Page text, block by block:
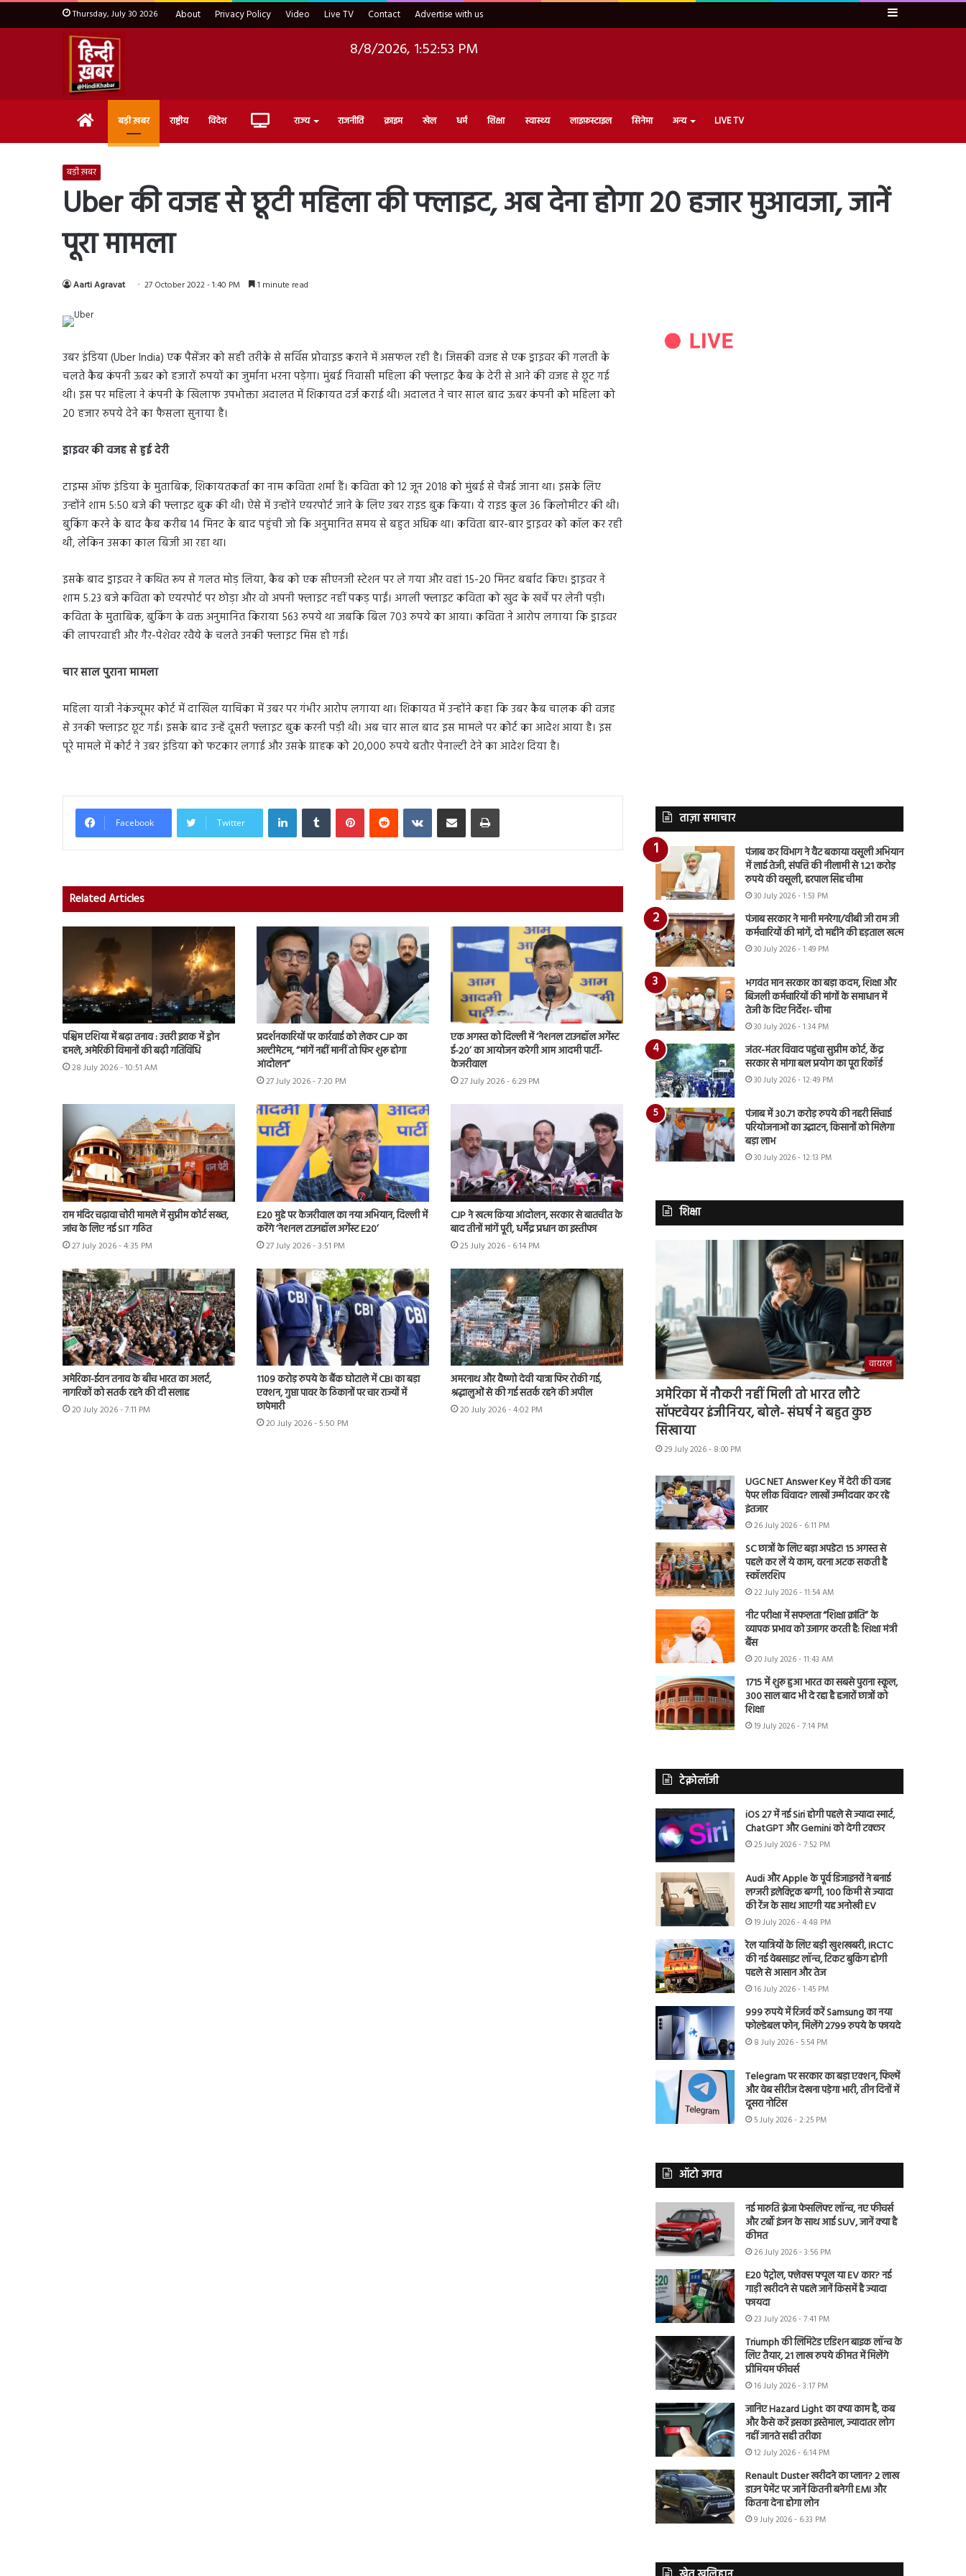
Thursday, July 30 2026 About Privacy Policy Video Live TV Contact Advertise with us Sidebar
8/8/2026, 1:52:54 PM
Home बड़ी ख़बर राष्ट्रीय विदेश Live राज्य राजनीति क्राइम खेल धर्म शिक्षा स्वास्थ्य लाइफ़स्टाइल सिनेमा अन्य LIVE TV
बड़ी ख़बर
Uber की वजह से छूटी महिला की फ्लाइट, अब देना होगा 20 हजार मुआवजा, जानें
पूरा मामला
Aarti Agravat 27 October 2022 - 1:40 PM 1 minute read
उबर इंडिया (Uber India) एक पैसेंजर को सही तरीके से सर्विस प्रोवाइड कराने में असफल रही है। जिसकी वजह से एक ड्राइवर की गलती के
चलते कैब कंपनी ऊबर को हजारों रुपयों का जुर्माना भरना पड़ेगा। मुंबई निवासी महिला की फ्लाइट कैब के देरी से आने की वजह से छूट गई
थी। इस पर महिला ने कंपनी के खिलाफ उपभोक्ता अदालत में शिकायत दर्ज कराई थी। अदालत ने चार साल बाद ऊबर कंपनी को महिला को
20 हजार रुपये देने का फैसला सुनाया है।
ड्राइवर की वजह से हुई देरी
टाइम्स ऑफ इंडिया के मुताबिक, शिकायतकर्ता का नाम कविता शर्मा हैं। कविता को 12 जून 2018 को मुंबई से चैन्नई जाना था। इसके लिए
उन्होंने शाम 5:50 बजे की फ्लाइट बुक की थी। ऐसे में उन्होंने एयरपोर्ट जाने के लिए उबर राइड बुक किया। ये राइड कुल 36 किलोमीटर की थी।
बुकिंग करने के बाद कैब करीब 14 मिनट के बाद पहुंची जो कि अनुमानित समय से बहुत अधिक था। कविता बार-बार ड्राइवर को कॉल कर रही
थी, लेकिन उसका काल बिजी आ रहा था।
इसके बाद ड्राइवर ने कथित रूप से गलत मोड़ लिया, कैब को एक सीएनजी स्टेशन पर ले गया और वहां 15-20 मिनट बर्बाद किए। ड्राइवर ने
शाम 5.23 बजे कविता को एयरपोर्ट पर छोड़ा और वो अपनी फ्लाइट नहीं पकड़ पाईं। अगली फ्लाइट कविता को खुद के खर्चे पर लेनी पड़ी।
कविता के मुताबिक, बुकिंग के वक्त अनुमानित किराया 563 रुपये था जबकि बिल 703 रुपये का आया। कविता ने आरोप लगाया कि ड्राइवर
की लापरवाही और गैर-पेशेवर रवैये के चलते उनकी फ्लाइट मिस हो गई।
चार साल पुराना मामला
महिला यात्री नेकंज्‍यूमर कोर्ट में दाखिल याचिका में उबर पर गंभीर आरोप लगाया था। शिकायत में उन्‍होंने कहा कि उबर कैब चालक की वजह
से उनकी फ्लाइट छूट गई। इसके बाद उन्‍हें दूसरी फ्लाइट बुक करनी पड़ी थी। अब चार साल बाद इस मामले पर कोर्ट का आदेश आया है। इस
पूरे मामले में कोर्ट ने उबर इंडिया को फटकार लगाई और उसके ग्राहक को 20,000 रुपये बतौर पेनाल्टी देने का आदेश दिया है।
Facebook Twitter
LinkedInTumblr PinterestReddit VKontakteShare via Email Print
Related Articles
पश्चिम एशिया में बढ़ा तनाव : उत्तरी इराक में ड्रोन
हमले, अमेरिकी विमानों की बढ़ी गतिविधि
28 July 2026 - 10:51 AM
प्रदर्शनकारियों पर कार्रवाई को लेकर CJP का
अल्टीमेटम, “मांगें नहीं मानीं तो फिर शुरू होगा
आंदोलन”
27 July 2026 - 7:20 PM
एक अगस्त को दिल्ली में ‘नेशनल टाउनहॉल अगेंस्ट
ई-20’ का आयोजन करेगी आम आदमी पार्टी-
केजरीवाल
27 July 2026 - 6:29 PM
राम मंदिर चढ़ावा चोरी मामले में सुप्रीम कोर्ट सख्त,
जांच के लिए नई SIT गठित
27 July 2026 - 4:35 PM
E20 मुद्दे पर केजरीवाल का नया अभियान, दिल्ली में
करेंगे ‘नेशनल टाउनहॉल अगेंस्ट E20’
27 July 2026 - 3:51 PM
CJP ने खत्म किया आंदोलन, सरकार से बातचीत के
बाद तीनों मांगें पूरी, धर्मेंद्र प्रधान का इस्तीफा
25 July 2026 - 6:14 PM
अमेरिका-ईरान तनाव के बीच भारत का अलर्ट,
नागरिकों को सतर्क रहने की दी सलाह
20 July 2026 - 7:11 PM
1109 करोड़ रुपये के बैंक घोटाले में CBI का बड़ा
एक्शन, गुप्ता पावर के ठिकानों पर चार राज्यों में
छापेमारी
20 July 2026 - 5:50 PM
अमरनाथ और वैष्णो देवी यात्रा फिर रोकी गई,
श्रद्धालुओं से की गई सतर्क रहने की अपील
20 July 2026 - 4:02 PM
ताज़ा समाचार
पंजाब कर विभाग ने वैट बकाया वसूली अभियान
में लाई तेजी, संपत्ति की नीलामी से 1.21 करोड़
रुपये की वसूली, हरपाल सिंह चीमा
30 July 2026 - 1:53 PM
पंजाब सरकार ने मानी मनरेगा/वीबी जी राम जी
कर्मचारियों की मांगें, दो महीने की हड़ताल खत्म
30 July 2026 - 1:49 PM
भगवंत मान सरकार का बड़ा कदम, शिक्षा और
बिजली कर्मचारियों की मांगों के समाधान में
तेजी के दिए निर्देश- चीमा
30 July 2026 - 1:34 PM
जंतर-मंतर विवाद पहुंचा सुप्रीम कोर्ट, केंद्र
सरकार से मांगा बल प्रयोग का पूरा रिकॉर्ड
30 July 2026 - 12:49 PM
पंजाब में 30.71 करोड़ रुपये की नहरी सिंचाई
परियोजनाओं का उद्घाटन, किसानों को मिलेगा
बड़ा लाभ
30 July 2026 - 12:13 PM
शिक्षा
वायरल
अमेरिका में नौकरी नहीं मिली तो भारत लौटे
सॉफ्टवेयर इंजीनियर, बोले- संघर्ष ने बहुत कुछ
सिखाया
29 July 2026 - 8:00 PM
UGC NET Answer Key में देरी की वजह
पेपर लीक विवाद? लाखों उम्मीदवार कर रहे
इंतजार
26 July 2026 - 6:11 PM
SC छात्रों के लिए बड़ा अपडेट! 15 अगस्त से
पहले कर लें ये काम, वरना अटक सकती है
स्कॉलरशिप
22 July 2026 - 11:54 AM
नीट परीक्षा में सफलता “शिक्षा क्रांति” के
व्यापक प्रभाव को उजागर करती है: शिक्षा मंत्री
बैंस
20 July 2026 - 11:43 AM
1715 में शुरू हुआ भारत का सबसे पुराना स्कूल,
300 साल बाद भी दे रहा है हजारों छात्रों को
शिक्षा
19 July 2026 - 7:14 PM
टेक्नोलॉजी
iOS 27 में नई Siri होगी पहले से ज्यादा स्मार्ट,
ChatGPT और Gemini को देगी टक्कर
25 July 2026 - 7:52 PM
Audi और Apple के पूर्व डिजाइनरों ने बनाई
लग्जरी इलेक्ट्रिक बग्गी, 100 किमी से ज्यादा
की रेंज के साथ आएगी यह अनोखी EV
19 July 2026 - 4:48 PM
रेल यात्रियों के लिए बड़ी खुशखबरी, IRCTC
की नई वेबसाइट लॉन्च, टिकट बुकिंग होगी
पहले से आसान और तेज
16 July 2026 - 1:45 PM
999 रुपये में रिजर्व करें Samsung का नया
फोल्डेबल फोन, मिलेंगे 2799 रुपये के फायदे
8 July 2026 - 5:54 PM
Telegram पर सरकार का बड़ा एक्शन, फिल्में
और वेब सीरीज देखना पड़ेगा भारी, तीन दिनों में
दूसरा नोटिस
5 July 2026 - 2:25 PM
ऑटो जगत
नई मारुति ब्रेजा फेसलिफ्ट लॉन्च, नए फीचर्स
और टर्बो इंजन के साथ आई SUV, जानें क्या है
कीमत
26 July 2026 - 3:56 PM
E20 पेट्रोल, फ्लेक्स फ्यूल या EV कार? नई
गाड़ी खरीदने से पहले जानें किसमें है ज्यादा
फायदा
23 July 2026 - 7:41 PM
Triumph की लिमिटेड एडिशन बाइक लॉन्च के
लिए तैयार, 21 लाख रुपये कीमत में मिलेंगे
प्रीमियम फीचर्स
16 July 2026 - 3:17 PM
जानिए Hazard Light का क्या काम है, कब
और कैसे करें इसका इस्तेमाल, ज्यादातर लोग
नहीं जानते सही तरीका
12 July 2026 - 6:14 PM
Renault Duster खरीदने का प्लान? 2 लाख
डाउन पेमेंट पर जानें कितनी बनेगी EMI और
कितना देना होगा लोन
9 July 2026 - 6:33 PM